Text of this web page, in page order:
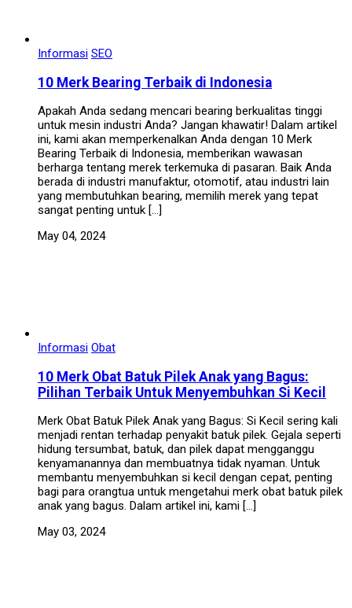
Informasi SEO
10 Merk Bearing Terbaik di Indonesia
Apakah Anda sedang mencari bearing berkualitas tinggi
untuk mesin industri Anda? Jangan khawatir! Dalam artikel
ini, kami akan memperkenalkan Anda dengan 10 Merk
Bearing Terbaik di Indonesia, memberikan wawasan
berharga tentang merek terkemuka di pasaran. Baik Anda
berada di industri manufaktur, otomotif, atau industri lain
yang membutuhkan bearing, memilih merek yang tepat
sangat penting untuk […]
May 04, 2024
Informasi Obat
10 Merk Obat Batuk Pilek Anak yang Bagus:
Pilihan Terbaik Untuk Menyembuhkan Si Kecil
Merk Obat Batuk Pilek Anak yang Bagus: Si Kecil sering kali
menjadi rentan terhadap penyakit batuk pilek. Gejala seperti
hidung tersumbat, batuk, dan pilek dapat mengganggu
kenyamanannya dan membuatnya tidak nyaman. Untuk
membantu menyembuhkan si kecil dengan cepat, penting
bagi para orangtua untuk mengetahui merk obat batuk pilek
anak yang bagus. Dalam artikel ini, kami […]
May 03, 2024